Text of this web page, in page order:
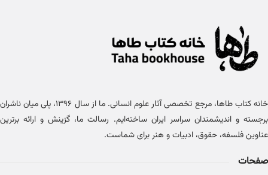
خانه کتاب طاها، مرجع تخصصی آثار علوم انسانی. ما از سال ۱۳۹۶، پلی میان ناشران
برجسته و اندیشمندان سراسر ایران ساخته‌ایم. رسالت ما، گزینش و ارائه برترین
عناوین فلسفه، حقوق، ادبیات و هنر برای شماست.
صفحات